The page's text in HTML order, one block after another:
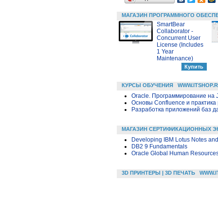
МАГАЗИН ПРОГРАММНОГО
SmartBear
Collaborator -
Concurrent User
License (Includes
1 Year
Maintenance)
КУРСЫ ОБУЧЕНИЯ
Oracle. Программирование на
Основы Confluence и
Разработка приложений баз
МАГАЗИН СЕРТИФИКАЦИОННЫХ
Developing IBM Lotus Notes
DB2 9 Fundamentals
Oracle Global Human
3D ПРИНТЕРЫ | 3D ПЕЧАТЬ